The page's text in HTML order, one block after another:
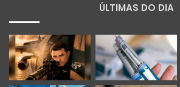
ÚLTIMAS DO DIA